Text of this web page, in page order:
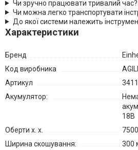
Чи зручно працювати тривалий час?
Чи можна легко транспортувати
До якої системи належить
Характеристики
Бренд
Код виробника
Артикул
Акумулятор:
18В
Оберти х. х.
Ширина скошування:
300